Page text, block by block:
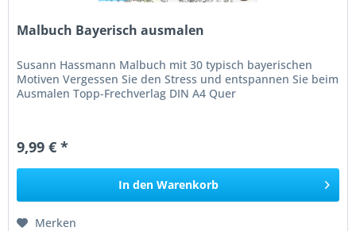
Malbuch Bayerisch ausmalen
Susann Hassmann Malbuch mit 30 typisch bayerischen
Motiven Vergessen Sie den Stress und entspannen Sie beim
Ausmalen Topp-Frechverlag DIN A4 Quer
9,99 € *
In den Warenkorb
Merken